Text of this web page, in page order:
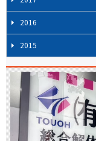
2016
2015